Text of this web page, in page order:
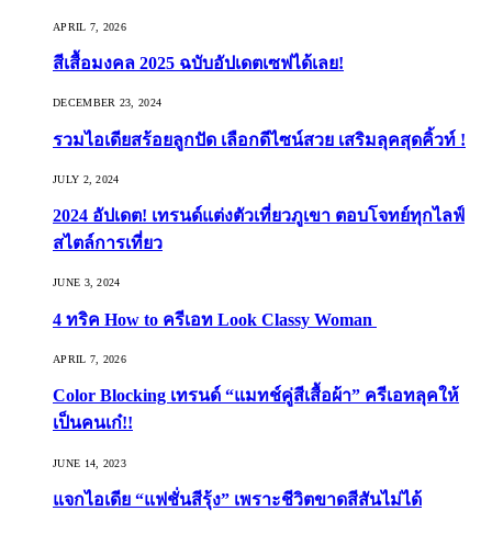
APRIL 7, 2026
สีเสื้อมงคล 2025 ฉบับอัปเดตเซฟได้เลย!
DECEMBER 23, 2024
รวมไอเดียสร้อยลูกปัด เลือกดีไซน์สวย เสริมลุคสุดคิ้วท์ !
JULY 2, 2024
2024 อัปเดต! เทรนด์แต่งตัวเที่ยวภูเขา ตอบโจทย์ทุกไลฟ์
สไตล์การเที่ยว
JUNE 3, 2024
4 ทริค How to ครีเอท Look Classy Woman
APRIL 7, 2026
Color Blocking เทรนด์ “แมทช์คู่สีเสื้อผ้า” ครีเอทลุคให้
เป็นคนเก๋!!
JUNE 14, 2023
แจกไอเดีย “แฟชั่นสีรุ้ง” เพราะชีวิตขาดสีสันไม่ได้